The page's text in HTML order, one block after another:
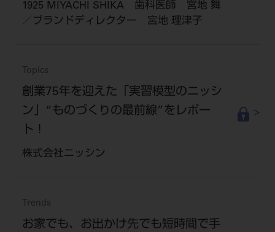
1925 MIYACHI SHIKA 歯科医師 宮地 舞
／ブランドディレクター 宮地 理津子
Topics
創業75年を迎えた「実習模型のニッシ
ン」“ものづくりの最前線”をレポー
ト！
株式会社ニッシン
Trends
お家でも、お出かけ先でも短時間で手